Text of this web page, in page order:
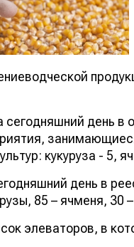
день в
кукуруза - 5,
день в
85 – ячменя, 30
элеваторов, в